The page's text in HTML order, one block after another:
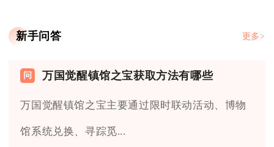
新手问答 更多>
万国觉醒镇馆之宝获取方法有哪些
万国觉醒镇馆之宝主要通过限时联动活动、博物
馆系统兑换、寻踪觅...